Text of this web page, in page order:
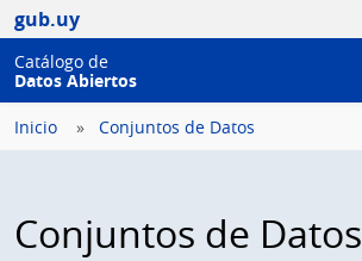
gub.uy
Catálogo de
Datos Abiertos
Inicio Conjuntos de Datos
Conjuntos de Datos